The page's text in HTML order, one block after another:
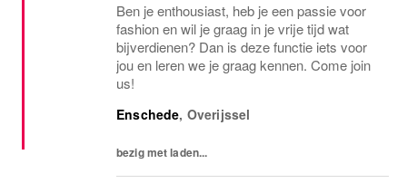
Ben je enthousiast, heb je een passie voor
fashion en wil je graag in je vrije tijd wat
bijverdienen? Dan is deze functie iets voor
jou en leren we je graag kennen. Come join
us!
Enschede, Overijssel
bezig met laden...